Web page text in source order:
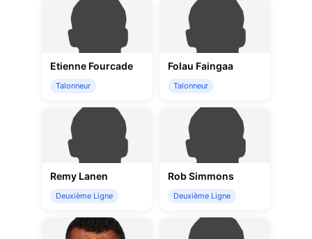
Etienne Fourcade
Talonneur
Folau Faingaa
Talonneur
Remy Lanen
Deuxième Ligne
Rob Simmons
Deuxième Ligne